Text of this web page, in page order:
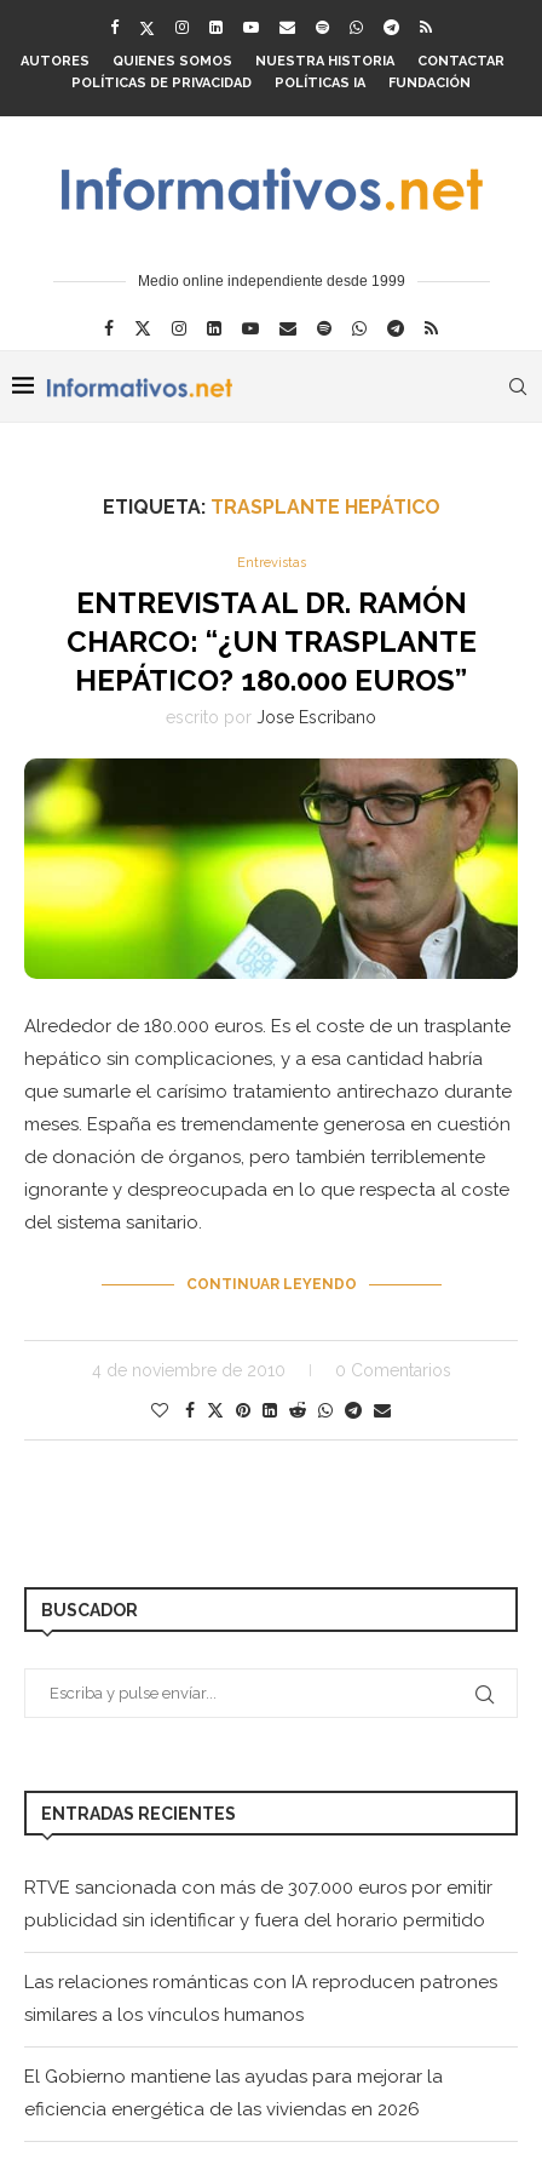
AUTORES QUIENES SOMOS NUESTRA HISTORIA
CONTACTAR
POLÍTICAS DE PRIVACIDAD
POLÍTICAS IA FUNDACIÓN
Medio online independiente desde 1999
ETIQUETA: TRASPLANTE HEPÁTICO
Entrevistas
ENTREVISTA AL DR. RAMÓN
CHARCO: “¿UN TRASPLANTE
HEPÁTICO? 180.000 EUROS”
escrito por Jose Escribano
Alrededor de 180.000 euros. Es el coste de un trasplante
hepático sin complicaciones, y a esa cantidad habría
que sumarle el carísimo tratamiento antirechazo durante
meses. España es tremendamente generosa en cuestión
de donación de órganos, pero también terriblemente
ignorante y despreocupada en lo que respecta al coste
del sistema sanitario.
CONTINUAR LEYENDO
4 de noviembre de 2010 0 Comentarios
BUSCADOR
ENTRADAS RECIENTES
RTVE sancionada con más de 307.000 euros por emitir
publicidad sin identificar y fuera del horario permitido
Las relaciones románticas con IA reproducen patrones
similares a los vínculos humanos
El Gobierno mantiene las ayudas para mejorar la
eficiencia energética de las viviendas en 2026